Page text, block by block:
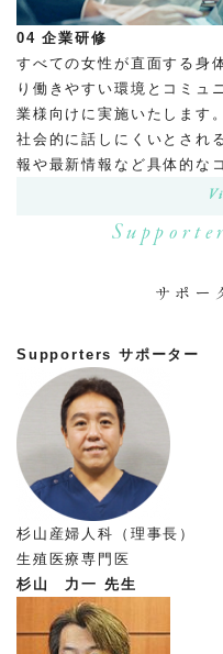
04 企業研修
すべての女性が直面する身
り働きやすい環境とコミュ
業様向けに実施いたします。
社会的に話しにくいとされ
報や最新情報など具体的な
サポー
Supporters サポーター
杉山産婦人科（理事長）
生殖医療専門医
杉山 力一 先生